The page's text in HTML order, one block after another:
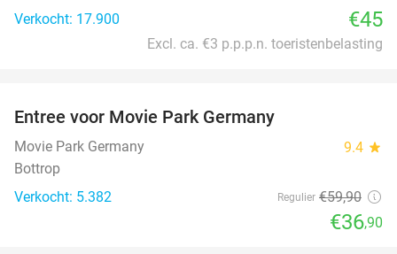
Verkocht: 17.900
€45
Excl. ca. €3 p.p.p.n. toeristenbelasting
Entree voor Movie Park Germany
Movie Park Germany 9.4 star
Bottrop
Verkocht: 5.382
Regulier €59,90
€36,90